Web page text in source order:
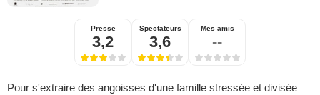
Presse
3,2
Spectateurs
3,6
Mes amis
--
Pour s'extraire des angoisses d'une famille stressée et divisée